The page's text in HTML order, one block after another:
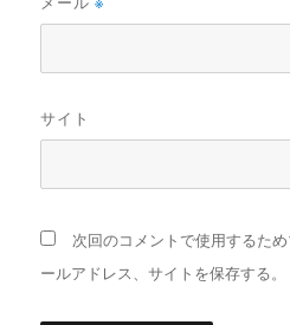
サイト
次回のコメントで使用するた
ールアドレス、サイトを保存する。